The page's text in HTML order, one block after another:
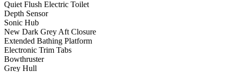
Quiet Flush Electric Toilet
Depth Sensor
Sonic Hub
New Dark Grey Aft Closure
Extended Bathing Platform
Electronic Trim Tabs
Bowthruster
Grey Hull